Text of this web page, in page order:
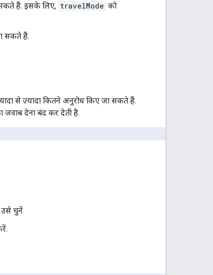
हैं. इसके लिए, travelMode को
सकते हैं.
से ज़्यादा कितने अनुरोध किए जा सकते हैं.
जवाब देना बंद कर देती है.
चुनें.